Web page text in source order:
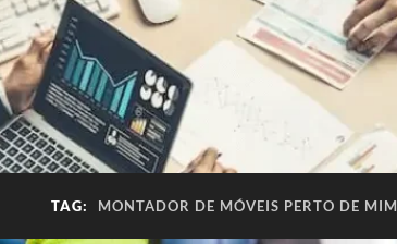
TAG: MONTADOR DE MÓVEIS PERTO DE MIM